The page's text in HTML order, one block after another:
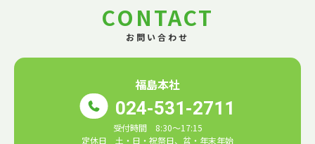
CONTACT
お問い合わせ
福島本社
024-531-2711
受付時間 8:30～17:15
定休日 土・日・祝祭日、盆・年末年始